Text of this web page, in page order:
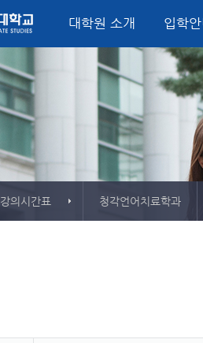
대학원 소개
총장 인사말 연혁
입학
FAQ
융합서비스경
컨벤션전시이벤
관광외식경영전공
ESG·탄소경영전공
Major in Global
Track)
서비스산업정책연구소
소개 & 주요활동
평생교육원
학사안내
학사정보시스템 시설
강의
사용
강의시간표 청각언어치료학과